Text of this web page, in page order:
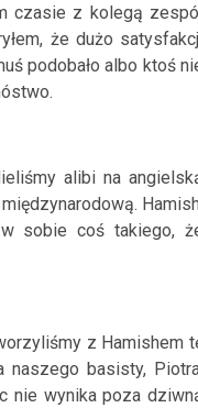
czasie z kolegą
że dużo
podobało albo ktoś
alibi na
sobie coś takiego,
z Hamishem
naszego basisty,
nie wynika poza